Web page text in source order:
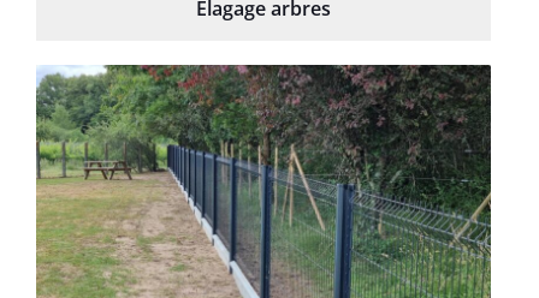
Élagage arbres